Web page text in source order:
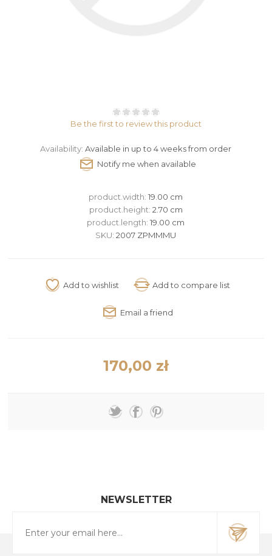
Be the first to review this product
Availability: Available in up to 4 weeks from order
product.width:19.00 cm
product.height: 2.70 cm
product.length:19.00 cm
SKU: 2007 ZPMMMU
170,00 zł
NEWSLETTER